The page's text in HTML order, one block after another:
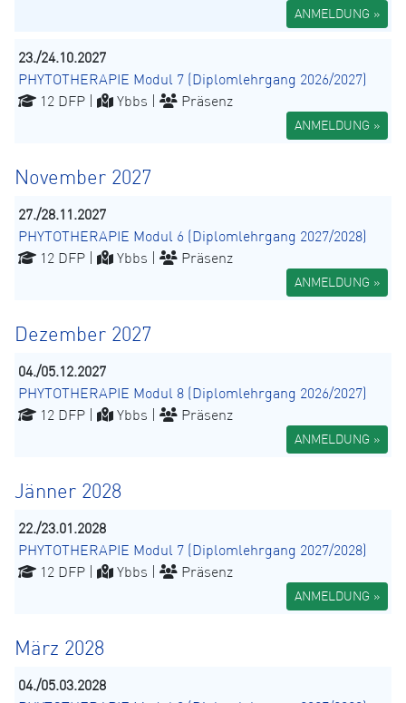
ANMELDUNG »
23./24.10.2027
PHYTOTHERAPIE Modul 7 (Diplomlehrgang 2026/2027)
12 DFP |
Ybbs | Präsenz
ANMELDUNG »
November 2027
27./28.11.2027
PHYTOTHERAPIE Modul 6 (Diplomlehrgang 2027/2028)
12 DFP |
Ybbs | Präsenz
ANMELDUNG »
Dezember 2027
04./05.12.2027
PHYTOTHERAPIE Modul 8 (Diplomlehrgang 2026/2027)
12 DFP |
Ybbs | Präsenz
ANMELDUNG »
Jänner 2028
22./23.01.2028
PHYTOTHERAPIE Modul 7 (Diplomlehrgang 2027/2028)
12 DFP |
Ybbs | Präsenz
ANMELDUNG »
März 2028
04./05.03.2028